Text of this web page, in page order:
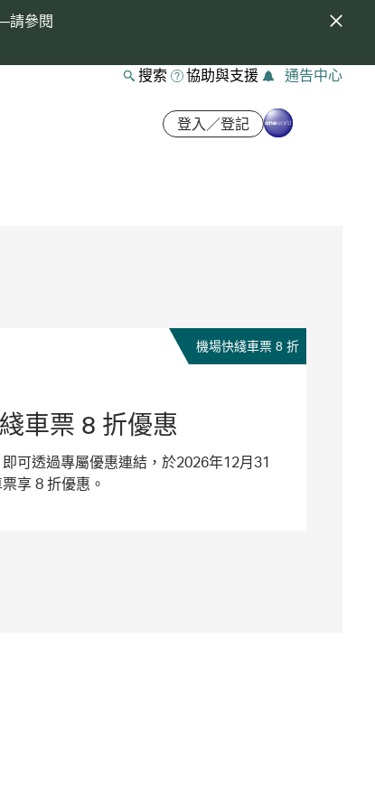
請參閱
搜索 協助與支援 通告中心
登入／登記
機場快綫車票 8 折
車票 8 折優惠
可透過專屬優惠連結，於2026年12月31
享 8 折優惠。